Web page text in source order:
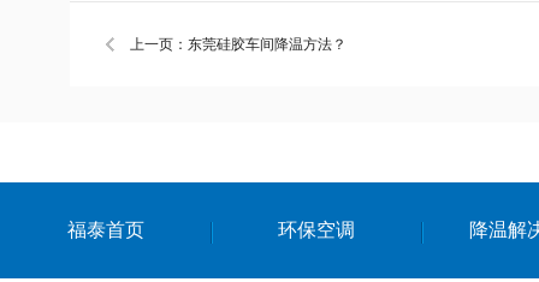
上一页：东莞硅胶车间降温方法？
福泰首页 环保空调 降温解